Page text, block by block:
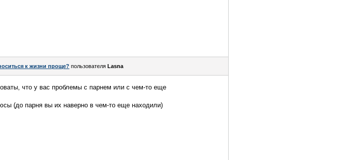
к жизни проще? пользователя Lasna
что у вас проблемы с парнем или с чем-то еще
(до парня вы их наверно в чем-то еще находили)